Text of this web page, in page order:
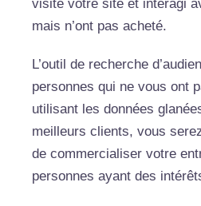
visité votre site et interagi
mais n’ont pas acheté.
L’outil de recherche
personnes qui ne vous ont
utilisant les données
meilleurs clients, vous
de commercialiser votre
personnes ayant des